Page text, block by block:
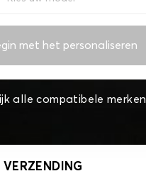
met het personaliseren
alle compatibele merken
VERZENDING